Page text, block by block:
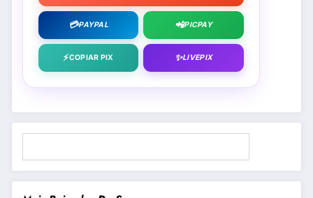
💳PAYPAL 📲PICPAY
⚡COPIAR PIX ✨LIVEPIX